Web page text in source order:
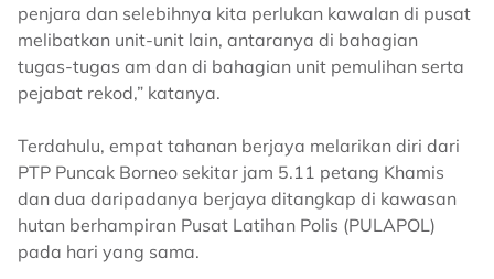
penjara dan selebihnya kita perlukan kawalan di pusat
melibatkan unit-unit lain, antaranya di bahagian
tugas-tugas am dan di bahagian unit pemulihan serta
pejabat rekod,” katanya.
Terdahulu, empat tahanan berjaya melarikan diri dari
PTP Puncak Borneo sekitar jam 5.11 petang Khamis
dan dua daripadanya berjaya ditangkap di kawasan
hutan berhampiran Pusat Latihan Polis (PULAPOL)
pada hari yang sama.